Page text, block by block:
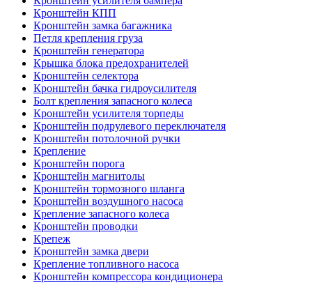
Кронштейн КПП
Кронштейн замка багажника
Петля крепления груза
Кронштейн генератора
Крышка блока предохранителей
Кронштейн селектора
Кронштейн бачка гидроусилителя
Болт крепления запасного колеса
Кронштейн усилителя торпеды
Кронштейн подрулевого переключателя
Кронштейн потолочной ручки
Крепление
Кронштейн порога
Кронштейн магнитолы
Кронштейн тормозного шланга
Кронштейн воздушного насоса
Крепление запасного колеса
Кронштейн проводки
Крепеж
Кронштейн замка двери
Крепление топливного насоса
Кронштейн компрессора кондиционера